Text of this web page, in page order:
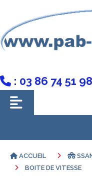
 : 03 86 74 51 98
ACCUEIL
BOITE DE VITESSE